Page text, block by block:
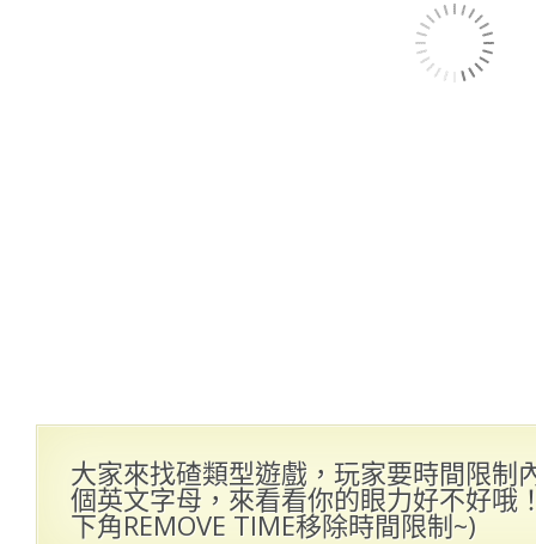
大家來找碴類型遊戲，玩家要時間限制
個英文字母，來看看你的眼力好不好哦
下角REMOVE TIME移除時間限制~)